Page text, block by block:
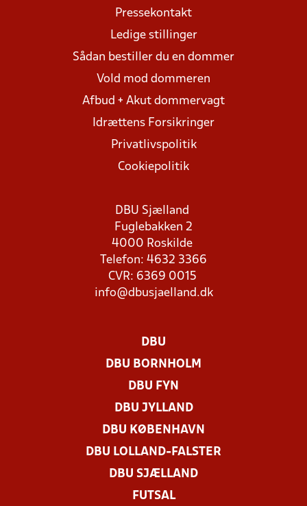
Pressekontakt
Ledige stillinger
Sådan bestiller du en dommer
Vold mod dommeren
Afbud + Akut dommervagt
Idrættens Forsikringer
Privatlivspolitik
Cookiepolitik
DBU Sjælland
Fuglebakken 2
4000 Roskilde
Telefon: 4632 3366
CVR: 6369 0015
info@dbusjaelland.dk
DBU
DBU BORNHOLM
DBU FYN
DBU JYLLAND
DBU KØBENHAVN
DBU LOLLAND-FALSTER
DBU SJÆLLAND
FUTSAL